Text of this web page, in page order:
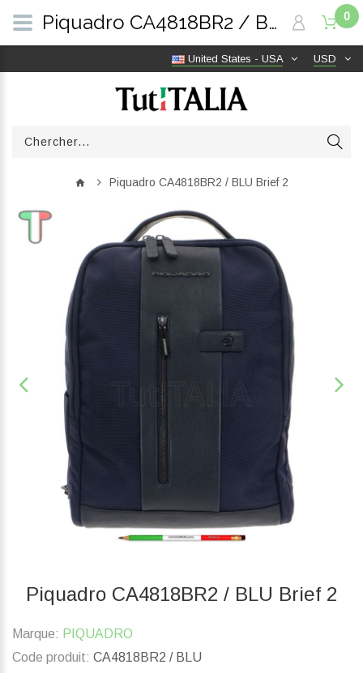
USD
United States - USA
0
Piquadro CA4818BR2 / BLU Brief 2
Piquadro CA4818BR2 / BLU Brief 2
Marque: PIQUADRO
Code produit: CA4818BR2 / BLU
Piquadro CA4818BR2 / BLU Brief 2 | TutITALIA